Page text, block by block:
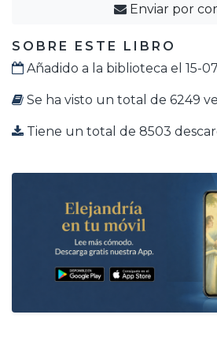
Enviar por
SOBRE ESTE LIBRO
Añadido a la biblioteca el 15-
Se ha visto un total de 6249
Tiene un total de 8503